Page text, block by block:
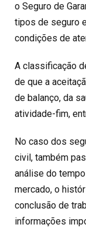
o Seguro de
tipos de seguro
condições de
A classificação
de que a
de balanço, da
atividade-fim,
No caso dos
civil, também
análise do
mercado, o
conclusão de
informações